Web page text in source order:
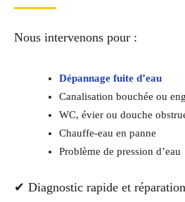
Nous intervenons pour :
Dépannage fuite d’eau
Canalisation bouchée ou
WC, évier ou douche
Chauffe-eau en panne
Problème de pression d’eau
✔ Diagnostic rapide et